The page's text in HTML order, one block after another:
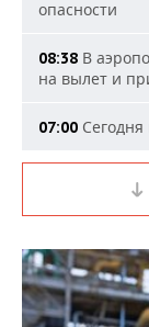
опасности
08:38 В
на вылет и
07:00 Сегодня